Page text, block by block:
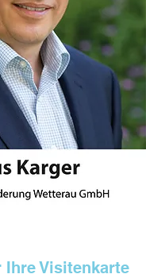
Ihre Visitenkarte